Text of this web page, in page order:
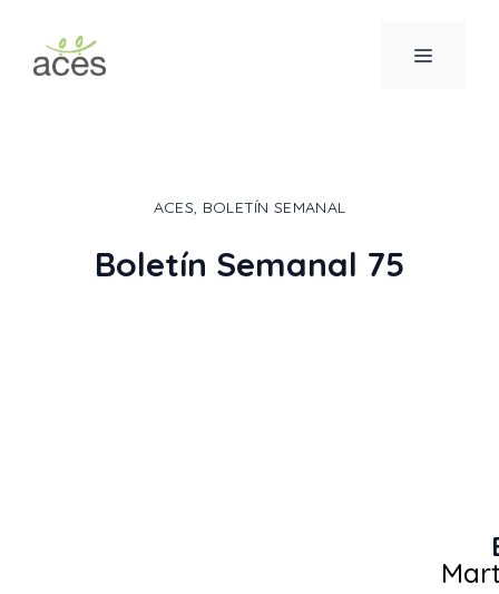
contenido
MENÚ
ACES, BOLETÍN SEMANAL
Boletín Semanal 75